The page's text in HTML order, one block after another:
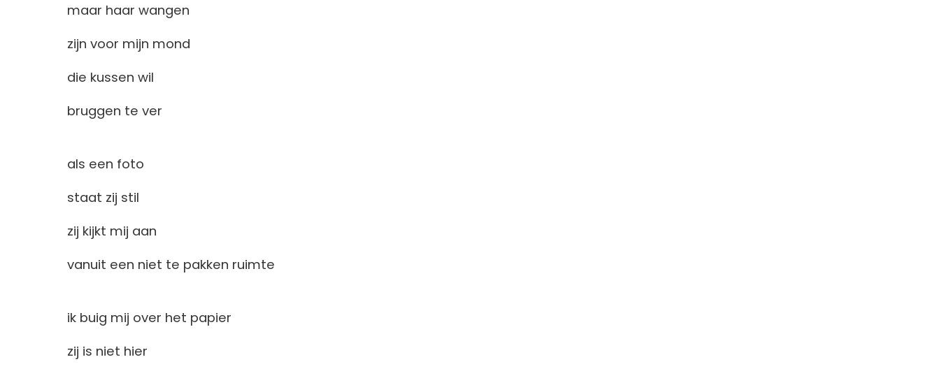
maar haar wangen
zijn voor mijn mond
die kussen wil
bruggen te ver
als een foto
staat zij stil
zij kijkt mij aan
vanuit een niet te pakken ruimte
ik buig mij over het papier
zij is niet hier